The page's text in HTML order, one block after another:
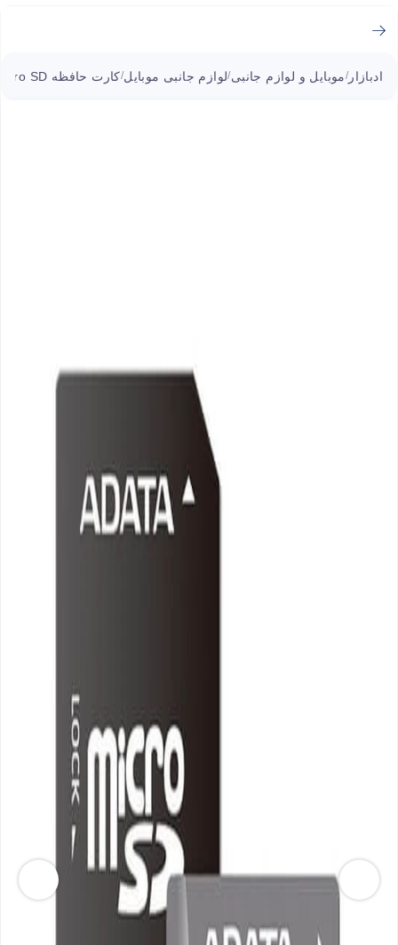
ادبازار /موبایل و لوازم جانبی/لوازم جانبی موبایل/کارت حافظه Micro SD